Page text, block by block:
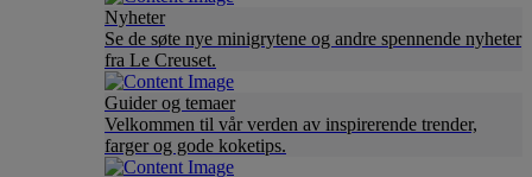
Nyheter
Se de søte nye minigrytene og andre spennende nyheter
fra Le Creuset.
Guider og temaer
Velkommen til vår verden av inspirerende trender,
farger og gode koketips.